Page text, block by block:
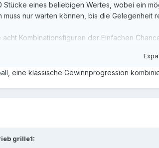
Passe sowie auf Rot, Pair, Manque in der
eines beliebigen Wertes, wobei ein
muss nur warten können, bis die
Kombinationsfiguren der Einfachen
eine klassische Gewinnprogression
grille1: